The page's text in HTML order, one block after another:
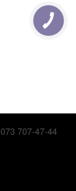
073 707-47-44